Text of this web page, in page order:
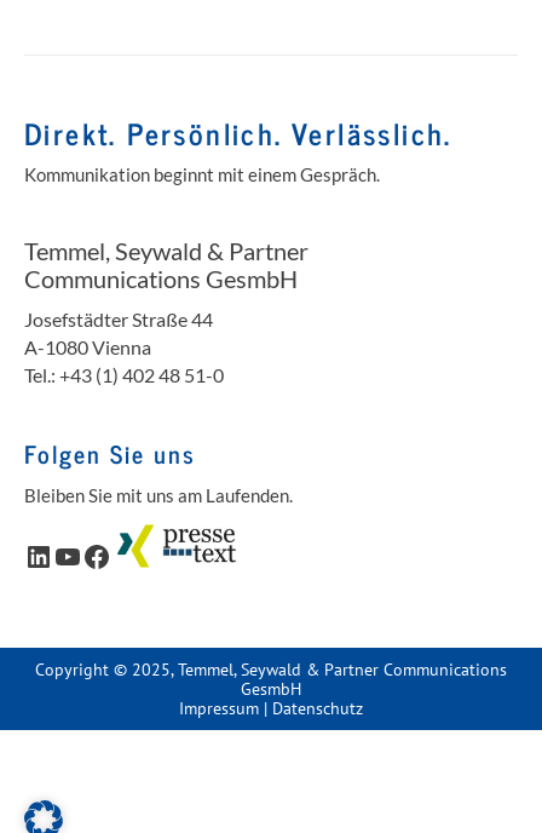
Direkt. Persönlich. Verlässlich.
Kommunikation beginnt mit einem Gespräch.
Temmel, Seywald & Partner
Communications GesmbH
Josefstädter Straße 44
A-1080 Vienna
Tel.: +43 (1) 402 48 51-0
Folgen Sie uns
Bleiben Sie mit uns am Laufenden.
LinkedIn
YouTube
Facebook
Copyright © 2025, Temmel, Seywald & Partner Communications
GesmbH
Impressum | Datenschutz